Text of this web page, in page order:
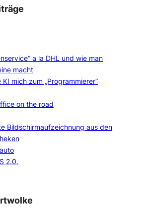
a la DHL und wie man
macht
KI mich zum „Programmierer“
on the road
Bildschirmaufzeichnung aus den
2.0.